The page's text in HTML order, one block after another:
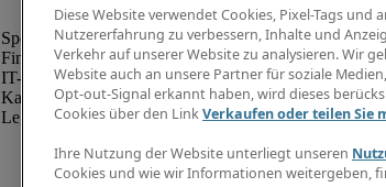
Finanz- & Rechnungswesen
IT-Bereich
Kaufmännischer Bereich
Legal
Diese Website verwendet Cookies, Pixel-Tags und
Nutzererfahrung zu verbessern, Inhalte und
Verkehr auf unserer Website zu analysieren. Wir
Website auch an unsere Partner für soziale
Opt-out-Signal erkannt haben, wird dieses
Cookies über den LinkVerkaufen oder teilen Sie
Ihre Nutzung der Website unterliegt unseren
Cookies und wie wir Informationen weitergeben,